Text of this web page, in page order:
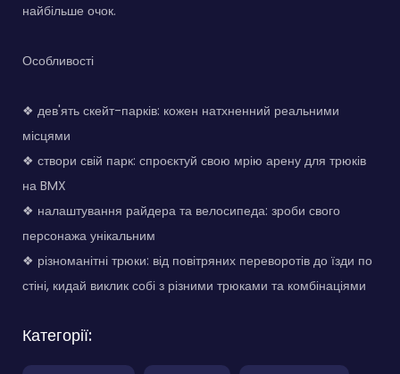
найбільше очок.
Особливості
❖ дев'ять скейт-парків: кожен натхненний реальними
місцями
❖ створи свій парк: спроєктуй свою мрію арену для трюків
на BMX
❖ налаштування райдера та велосипеда: зроби свого
персонажа унікальним
❖ різноманітні трюки: від повітряних переворотів до їзди по
стіні, кидай виклик собі з різними трюками та комбінаціями
Категорії: